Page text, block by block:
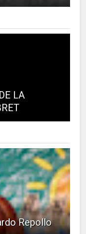
LA
Repollo